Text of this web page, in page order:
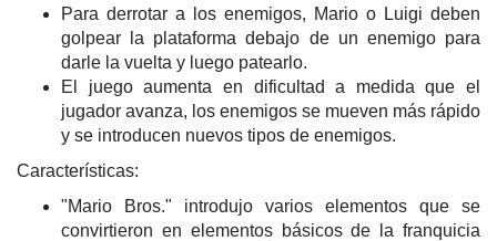
Para derrotar a los enemigos, Mario o Luigi deben
golpear la plataforma debajo de un enemigo para
darle la vuelta y luego patearlo.
El juego aumenta en dificultad a medida que el
jugador avanza, los enemigos se mueven más rápido
y se introducen nuevos tipos de enemigos.
Características:
"Mario Bros." introdujo varios elementos que se
convirtieron en elementos básicos de la franquicia